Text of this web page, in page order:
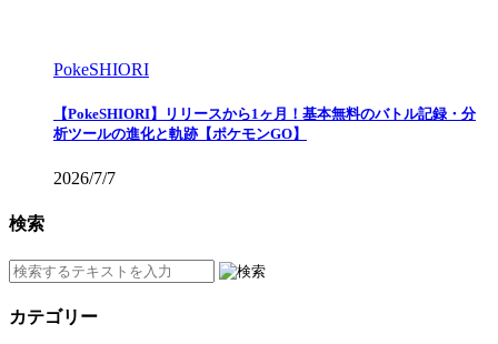
PokeSHIORI
【PokeSHIORI】リリースから1ヶ月！基本無料のバトル記録・分
析ツールの進化と軌跡【ポケモンGO】
2026/7/7
検索
カテゴリー